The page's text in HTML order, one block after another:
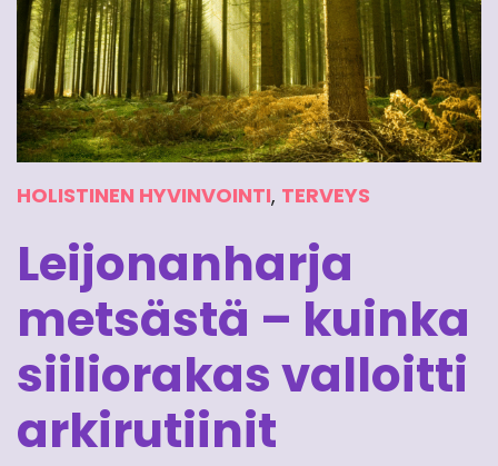
HOLISTINEN HYVINVOINTI, TERVEYS
Leijonanharja
metsästä – kuinka
siiliorakas valloitti
arkirutiinit